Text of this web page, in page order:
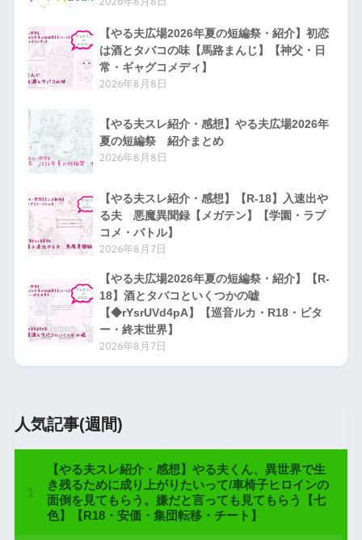
【やる夫広場2026年夏の短編祭・紹介】初恋
は酒とタバコの味【馬路まんじ】【神父・日
常・ギャグコメディ】
2026年8月8日
【やる夫スレ紹介・感想】やる夫広場2026年
夏の短編祭 紹介まとめ
2026年8月8日
【やる夫スレ紹介・感想】【R-18】入速出や
る夫 悪魔異聞録【メガテン】【学園・ラブ
コメ・バトル】
2026年8月7日
【やる夫広場2026年夏の短編祭・紹介】【R-
18】酒とタバコといくつかの嘘
【◆rYsrUVd4pA】【巡音ルカ・R18・ビタ
ー・終末世界】
2026年8月7日
人気記事(週間)